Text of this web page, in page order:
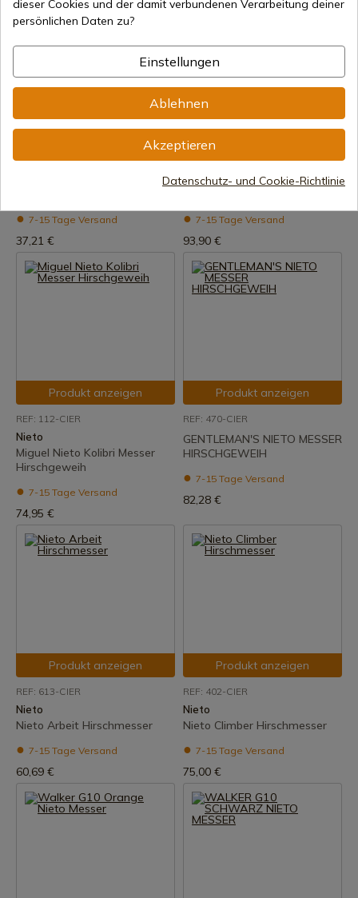
Produkt anzeigen
Nieto
7-15 Tage Versand
37,21 €
Produkt anzeigen
REF: 370-BUFALO
Nieto
Lord Buffalo Nieto
7-15 Tage Versand
93,90 €
Produkt anzeigen
REF: 112-CIER
Nieto
Miguel Nieto Kolibri Messer
Hirschgeweih
7-15 Tage Versand
74,95 €
Produkt anzeigen
REF: 470-CIER
GENTLEMAN'S NIETO MESSER
HIRSCHGEWEIH
7-15 Tage Versand
82,28 €
Produkt anzeigen
REF: 613-CIER
Nieto
Nieto Arbeit Hirschmesser
7-15 Tage Versand
60,69 €
Produkt anzeigen
REF: 402-CIER
Nieto
Nieto Climber Hirschmesser
7-15 Tage Versand
75,00 €
dieser Cookies und der damit verbundenen Verarbeitung deiner
persönlichen Daten zu?
Einstellungen
Ablehnen
Akzeptieren
Datenschutz- und Cookie-Richtlinie